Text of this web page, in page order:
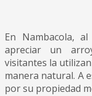
En Nambacola,
apreciar un
visitantes la
manera natural. A
por su propiedad